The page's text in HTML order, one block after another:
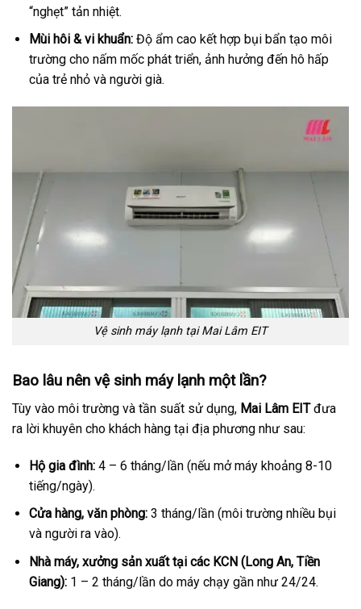
“nghẹt” tản nhiệt.
Mùi hôi & vi khuẩn:Độ ẩm cao kết hợp bụi bẩn tạo môi
trường cho nấm mốc phát triển, ảnh hưởng đến hô hấp
của trẻ nhỏ và người già.
Vệ sinh máy lạnh tại Mai Lâm EIT
Bao lâu nên vệ sinh máy lạnh một lần?
Tùy vào môi trường và tần suất sử dụng, Mai Lâm EITđưa
ra lời khuyên cho khách hàng tại địa phương như sau:
Hộ gia đình:4 – 6 tháng/lần (nếu mở máy khoảng 8-10
tiếng/ngày).
Cửa hàng, văn phòng:3 tháng/lần (môi trường nhiều bụi
và người ra vào).
Nhà máy, xưởng sản xuất tại các KCN (Long An, Tiền
Giang):1 – 2 tháng/lần do máy chạy gần như 24/24.